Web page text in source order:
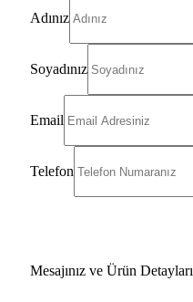
Adınız
Soyadınız
Email
Telefon
Mesajınız ve Ürün Detayları